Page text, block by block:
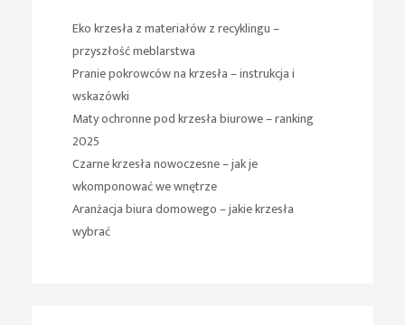
Eko krzesła z materiałów z recyklingu –
przyszłość meblarstwa
Pranie pokrowców na krzesła – instrukcja i
wskazówki
Maty ochronne pod krzesła biurowe – ranking
2025
Czarne krzesła nowoczesne – jak je
wkomponować we wnętrze
Aranżacja biura domowego – jakie krzesła
wybrać